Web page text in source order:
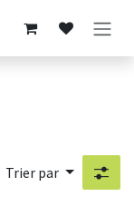
Trier par